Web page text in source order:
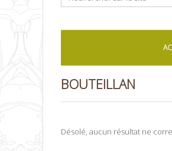
BOUTEILLAN
Désolé, aucun résultat ne